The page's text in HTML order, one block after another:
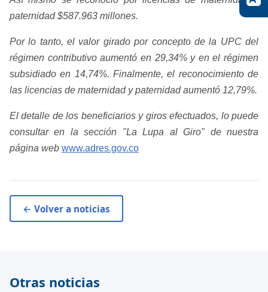
paternidad $587.963 millones.
Por lo tanto, el valor girado por concepto de la UPC del
régimen contributivo aumentó en 29,34% y en el régimen
subsidiado en 14,74%. Finalmente, el reconocimiento de
las licencias de maternidad y paternidad aumentó 12,79%.
El detalle de los beneficiarios y giros efectuados, lo puede
consultar en la sección "La Lupa al Giro" de nuestra
página web www.adres.gov.co
← Volver a noticias
Otras noticias